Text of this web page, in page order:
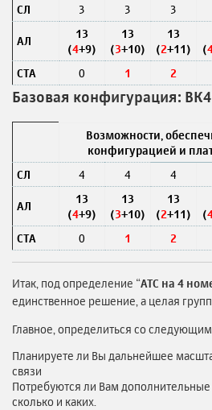
СЛ
3 3 3
АЛ
13
(4+9)
13
(3+10)
13
(2+11)
(
СТА
0 1 2
Базовая конфигурация:
Возможности,
конфигурацией и
СЛ
4 4 4
АЛ
13
(4+9)
13
(3+10)
13
(2+11)
(
СТА
0 1 2
Итак, под определение “АТС на 4
единственное решение, а целая
Главное, определиться со
Планируете ли Вы дальнейшее
связи
Потребуются ли Вам дополнительные
сколько и каких.